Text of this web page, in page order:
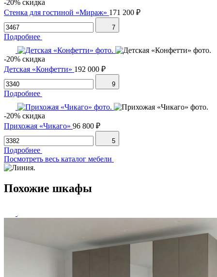
-20% скидка
Стенка для гостиной «Мираж» 171 200 ₽
7
Подробнее
-20% скидка
Детская «Конфетти» 192 000 ₽
9
Подробнее
-20% скидка
Прихожая «Чикаго» 96 800 ₽
5
Подробнее
Посмотреть весь каталог мебели
Похожие шкафы